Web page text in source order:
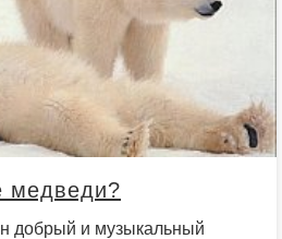
медведи?
добрый и музыкальный